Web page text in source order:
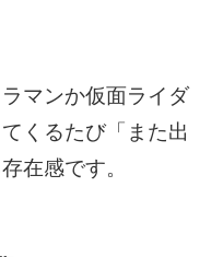
マンか仮面ライダ
くるたび「また出
在感です。